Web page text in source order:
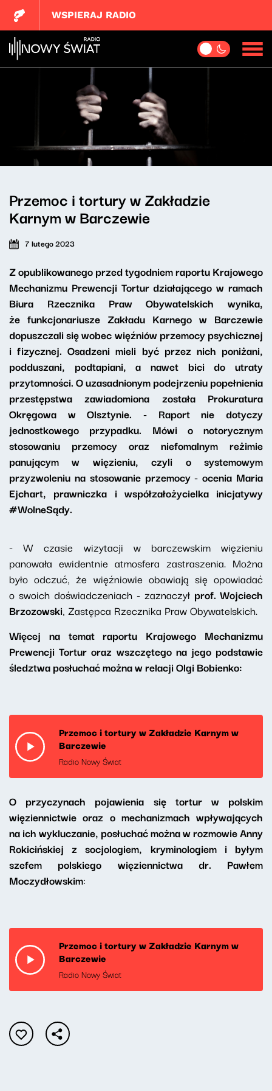
WSPIERAJ RADIO
Przemoc i tortury w Zakładzie
Karnym w Barczewie
7 lutego 2023
Z opublikowanego przed tygodniem raportu Krajowego
Mechanizmu Prewencji Tortur działającego w ramach
Biura Rzecznika Praw Obywatelskich wynika,
że funkcjonariusze Zakładu Karnego w Barczewie
dopuszczali się wobec więźniów przemocy psychicznej
i fizycznej. Osadzeni mieli być przez nich poniżani,
podduszani, podtapiani, a nawet bici do utraty
przytomności. O uzasadnionym podejrzeniu popełnienia
przestępstwa zawiadomiona została Prokuratura
Okręgowa w Olsztynie. - Raport nie dotyczy
jednostkowego przypadku. Mówi o notorycznym
stosowaniu przemocy oraz niefomalnym reżimie
panującym w więzieniu, czyli o systemowym
przyzwoleniu na stosowanie przemocy - ocenia Maria
Ejchart, prawniczka i współzałożycielka inicjatywy
#WolneSądy.
- W czasie wizytacji w barczewskim więzieniu
panowała ewidentnie atmosfera zastraszenia. Można
było odczuć, że więźniowie obawiają się opowiadać
o swoich doświadczeniach - zaznaczył prof. Wojciech
Brzozowski, Zastępca Rzecznika Praw Obywatelskich.
Więcej na temat raportu Krajowego Mechanizmu
Prewencji Tortur oraz wszczętego na jego podstawie
śledztwa posłuchać można w relacji Olgi Bobienko:
Przemoc i tortury w Zakładzie Karnym w
Barczewie
Radio Nowy Świat
O przyczynach pojawienia się tortur w polskim
więziennictwie oraz o mechanizmach wpływających
na ich wykluczanie, posłuchać można w rozmowie Anny
Rokicińskiej z socjologiem, kryminologiem i byłym
szefem polskiego więziennictwa dr. Pawłem
Moczydłowskim:
Przemoc i tortury w Zakładzie Karnym w
Barczewie
Radio Nowy Świat